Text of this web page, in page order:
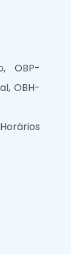
OBP-
OBH-